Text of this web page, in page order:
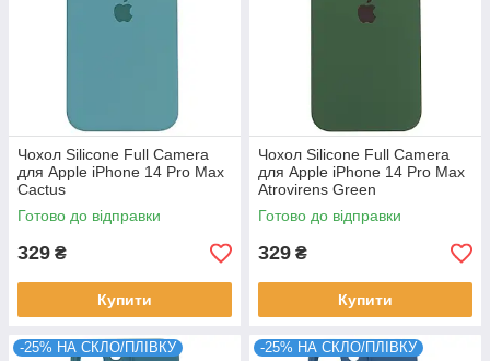
Чохол Silicone Full Camera
для Apple iPhone 14 Pro Max
Cactus
Готово до відправки
329 ₴
Купити
Чохол Silicone Full Camera
для Apple iPhone 14 Pro Max
Atrovirens Green
Готово до відправки
329 ₴
Купити
-25% НА СКЛО/ПЛІВКУ -25% НА СКЛО/ПЛІВКУ